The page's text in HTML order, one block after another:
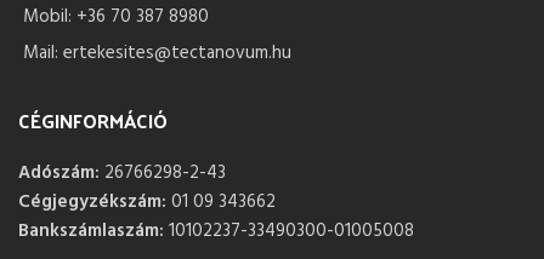
Mobil: +36 70 387 8980
Mail: ertekesites@tectanovum.hu
CÉGINFORMÁCIÓ
Adószám: 26766298-2-43
Cégjegyzékszám: 01 09 343662
Bankszámlaszám: 10102237-33490300-01005008